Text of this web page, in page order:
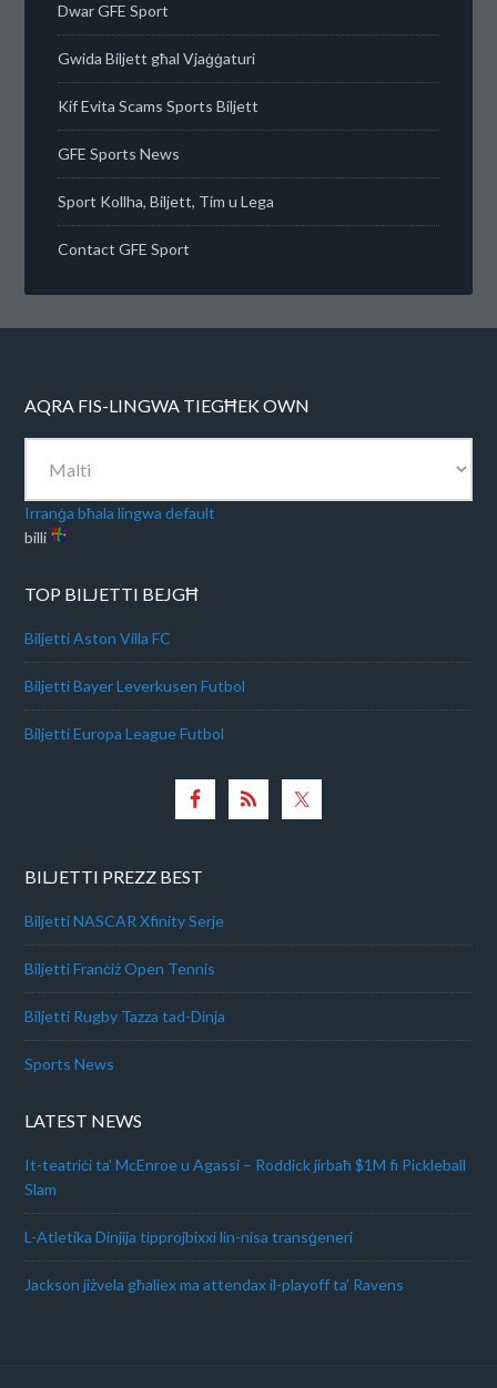
Dwar GFE Sport
Gwida Biljett għal Vjaġġaturi
Kif Evita Scams Sports Biljett
GFE Sports News
Sport Kollha, Biljett, Tim u Lega
Contact GFE Sport
AQRA FIS-LINGWA TIEGĦEK OWN
Irranġa bħala lingwa default
billi
TOP BILJETTI BEJGĦ
Biljetti Aston Villa FC
Biljetti Bayer Leverkusen Futbol
Biljetti Europa League Futbol
BILJETTI PREZZ BEST
Biljetti NASCAR Xfinity Serje
Biljetti Franċiż Open Tennis
Biljetti Rugby Tazza tad-Dinja
Sports News
LATEST NEWS
It-teatriċi ta’ McEnroe u Agassi – Roddick jirbaħ $1M fi Pickleball
Slam
L-Atletika Dinjija tipprojbixxi lin-nisa transġeneri
Jackson jiżvela għaliex ma attendax il-playoff ta’ Ravens